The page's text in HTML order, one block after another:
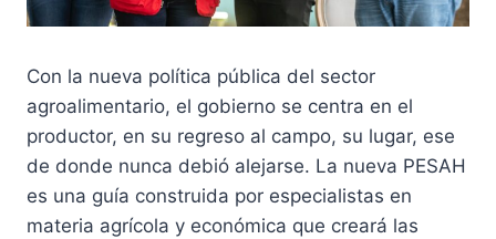
Con la nueva política pública del sector
agroalimentario, el gobierno se centra en el
productor, en su regreso al campo, su lugar, ese
de donde nunca debió alejarse. La nueva PESAH
es una guía construida por especialistas en
materia agrícola y económica que creará las